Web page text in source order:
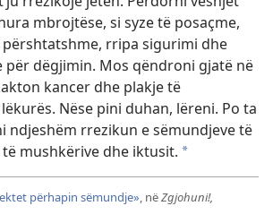
mbrojtëse, si syze të posaçme,
përshtatshme, rripa sigurimi dhe
për dëgjimin. Mos qëndroni gjatë në
kancer dhe plakje të
Nëse pini duhan, lëreni. Po ta
ndjeshëm rrezikun e sëmundjeve të
mushkërive dhe iktusit. *
përhapin sëmundje», nëZgjohuni!,